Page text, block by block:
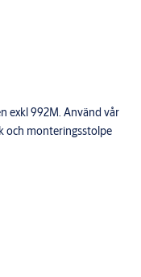
exkl 992M. Använd vår
och monteringsstolpe